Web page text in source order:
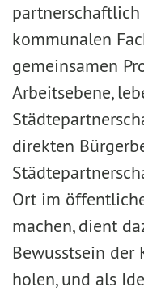
partnerschaftlich
kommunalen
gemeinsamen
Arbeitsebene,
direkten
Ort im
machen, dient
Bewusstsein der
holen, und als